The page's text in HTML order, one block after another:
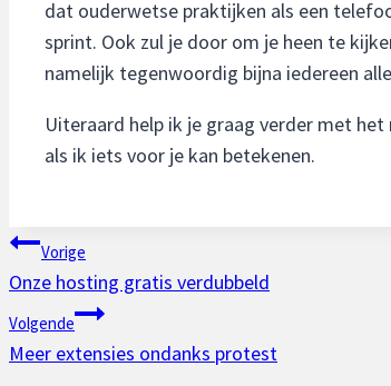
dat ouderwetse praktijken als een
sprint. Ook zul je door om je heen te
namelijk tegenwoordig bijna iedereen
Uiteraard help ik je graag verder met
als ik iets voor je kan betekenen.
Bericht
navigatie
Vorige
Onze hosting gratis verdubbeld
Volgende
Meer extensies ondanks protest